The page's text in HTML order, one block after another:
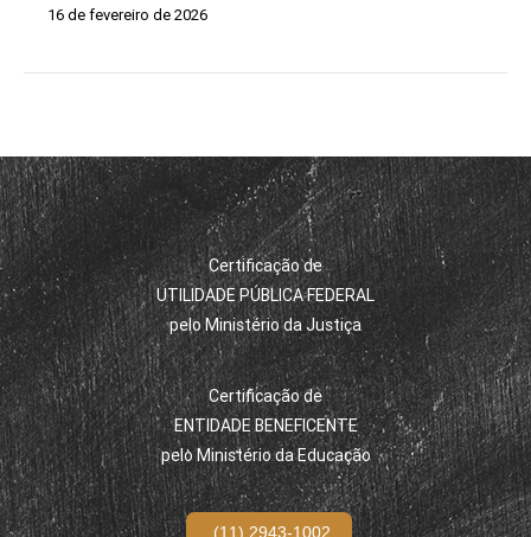
16 de fevereiro de 2026
Certificação de
UTILIDADE PÚBLICA FEDERAL
pelo Ministério da Justiça
Certificação de
ENTIDADE BENEFICENTE
pelo Ministério da Educação
(11) 2943-1002